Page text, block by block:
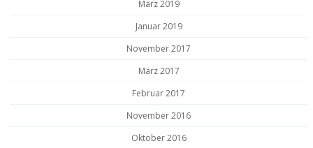
März 2019
Januar 2019
November 2017
März 2017
Februar 2017
November 2016
Oktober 2016